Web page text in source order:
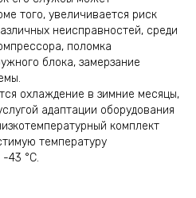
того, увеличивается риск
неисправностей, среди
поломка
блока, замерзание
охлаждение в зимние месяцы,
адаптации оборудования
комплект
температуру
43 °C.